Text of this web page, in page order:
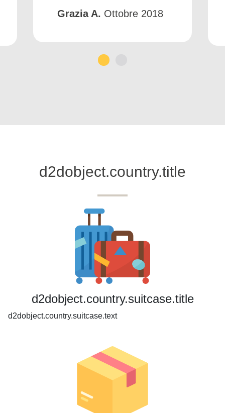
Grazia A. Ottobre 2018
d2dobject.country.title
d2dobject.country.suitcase.title
d2dobject.country.suitcase.text